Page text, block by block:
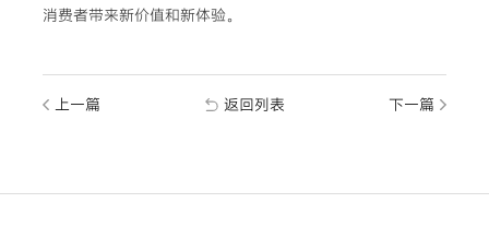
消费者带来新价值和新体验。
上一篇 返回列表 下一篇